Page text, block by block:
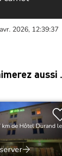
2026, 12:39:37
aussi
de Hôtel Durand le